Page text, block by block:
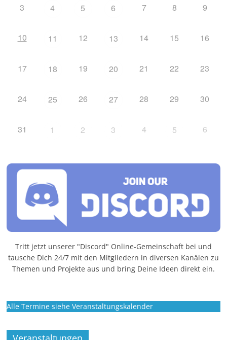
3 4 5 6 7 8 9
10 11 12 13 14 15 16
17 18 19 20 21 22 23
24 25 26 27 28 29 30
31 1 2 3 4 5 6
Tritt jetzt unserer "Discord" Online-Gemeinschaft bei und
tausche Dich 24/7 mit den Mitgliedern in diversen Kanälen zu
Themen und Projekte aus und bring Deine Ideen direkt ein.
Alle Termine siehe Veranstaltungskalender